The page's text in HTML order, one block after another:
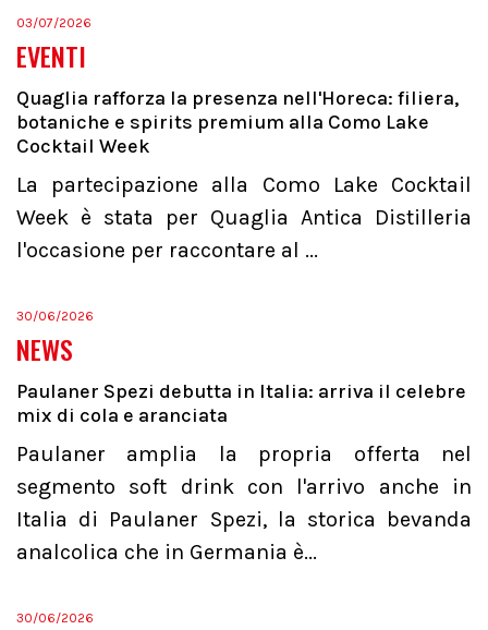
03/07/2026
EVENTI
Quaglia rafforza la presenza nell'Horeca: filiera,
botaniche e spirits premium alla Como Lake
Cocktail Week
La partecipazione alla Como Lake Cocktail
Week è stata per Quaglia Antica Distilleria
l'occasione per raccontare al ...
30/06/2026
NEWS
Paulaner Spezi debutta in Italia: arriva il celebre
mix di cola e aranciata
Paulaner amplia la propria offerta nel
segmento soft drink con l'arrivo anche in
Italia di Paulaner Spezi, la storica bevanda
analcolica che in Germania è...
30/06/2026